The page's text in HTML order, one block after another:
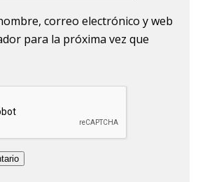
correo electrónico y web
para la próxima vez que